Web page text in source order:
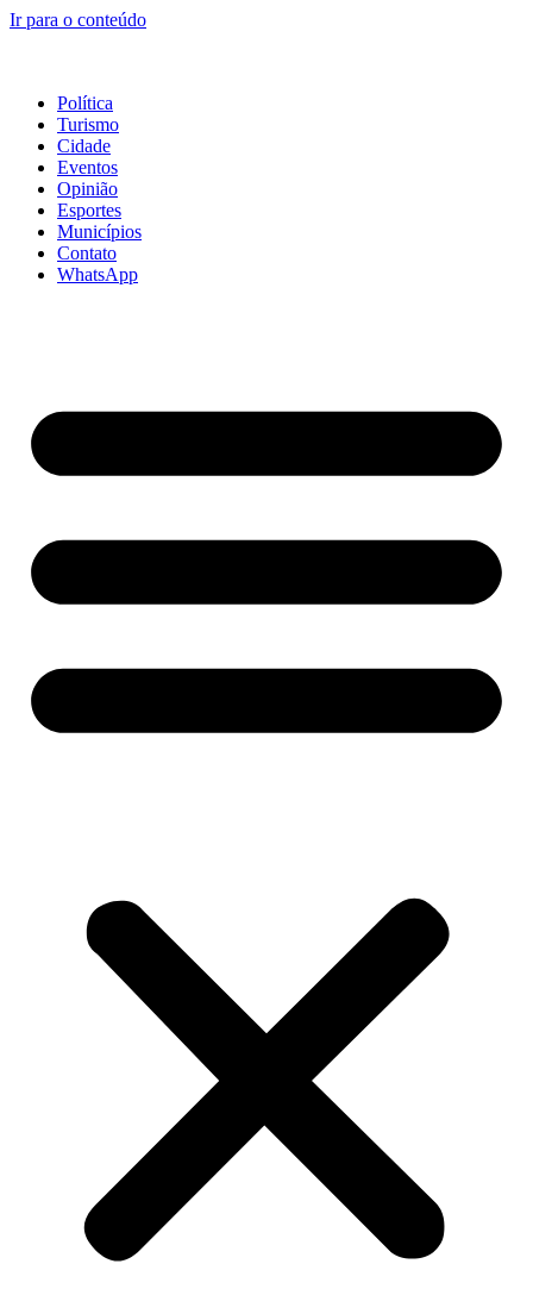
Ir para o conteúdo
Política
Turismo
Cidade
Eventos
Opinião
Esportes
Municípios
Contato
WhatsApp